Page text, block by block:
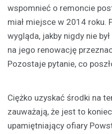
wspomnieć o remoncie
miał miejsce w 2014 roku.
wygląda, jakby nigdy nie
na jego renowację
Pozostaje pytanie, co
Ciężko uzyskać środki na
zauważają, że jest to
upamiętniający ofiary